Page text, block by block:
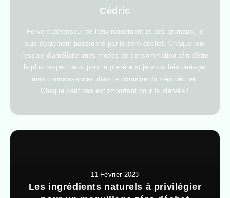
Cédric
Fervent défenseur de l'environnement et des animaux, je
suis également passionné par le zéro déchet. Chaque jour
j'essaie d'améliorer mes modes de consommation afin d'être
le plus respectueux pour la planète et je vous fais partager
mes connaissances dans le domaine du zéro déchet.
Chaque petit pas est important pour la planète !
11 Février 2023
Les ingrédients naturels à privilégier